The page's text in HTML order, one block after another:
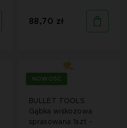
88,70 zł
NOWOŚĆ
BULLET TOOLS
Gąbka wiskozowa
sprasowana 1szt -